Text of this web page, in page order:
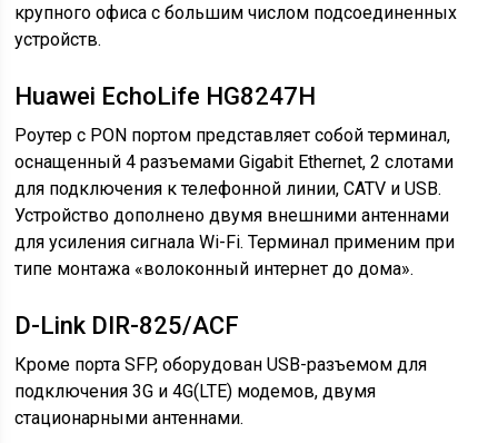
крупного офиса с большим числом подсоединенных
устройств.
Huawei EchoLife HG8247H
Роутер с PON портом представляет собой терминал,
оснащенный 4 разъемами Gigabit Ethernet, 2 слотами
для подключения к телефонной линии, CATV и USB.
Устройство дополнено двумя внешними антеннами
для усиления сигнала Wi-Fi. Терминал применим при
типе монтажа «волоконный интернет до дома».
D-Link DIR-825/ACF
Кроме порта SFP, оборудован USB-разъемом для
подключения 3G и 4G(LTE) модемов, двумя
стационарными антеннами.